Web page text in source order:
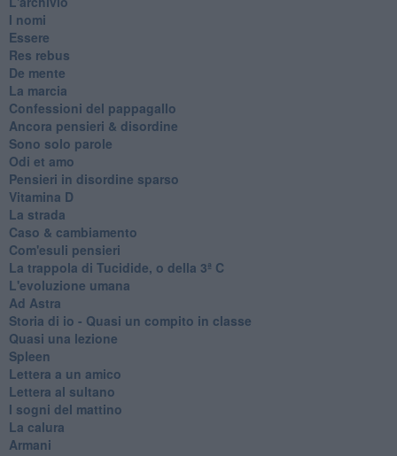
I nomi
Essere
Res rebus
De mente
La marcia
Confessioni del pappagallo
Ancora pensieri & disordine
Sono solo parole
Odi et amo
Pensieri in disordine sparso
Vitamina D
La strada
Caso & cambiamento
Com'esuli pensieri
La trappola di Tucidide, o della 3ª C
L'evoluzione umana
Ad Astra
Storia di io - Quasi un compito in classe
Quasi una lezione
Spleen
Lettera a un amico
Lettera al sultano
I sogni del mattino
La calura
Armani